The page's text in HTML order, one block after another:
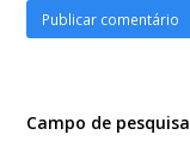
Campo de pesquisa